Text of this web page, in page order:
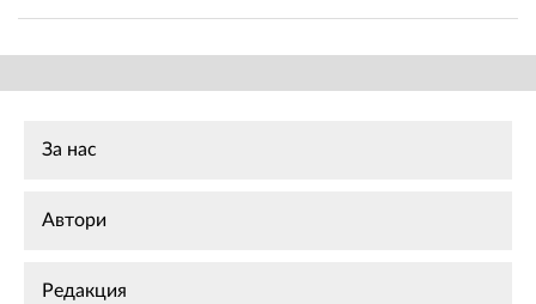
За нас
Автори
Редакция